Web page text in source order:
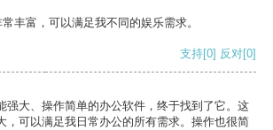
丰富，可以满足我不同的娱乐需求。
支持[0] 反对[0]
强大、操作简单的办公软件，终于找到了它。这
，可以满足我日常办公的所有需求。操作也很简